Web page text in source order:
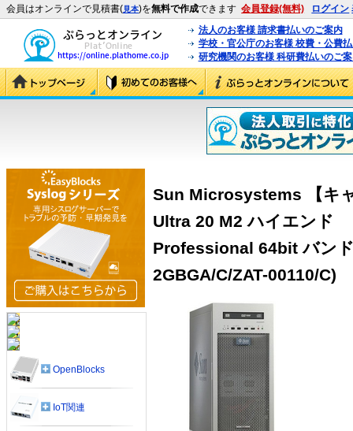
会員はオンラインで見積書(見本)を無料で作成できます 会員登録(無料) ログイン
法人のお客様 請求書払いのご案内
学校・官公庁のお客様 校費・公費
研究機関のお客様 科研費払いのご
Sun Microsystems 【キ
Ultra 20 M2 ハイエン
Professional 64bit バン
2GBGA/C/ZAT-00110/C)
OpenBlocks
IoT関連